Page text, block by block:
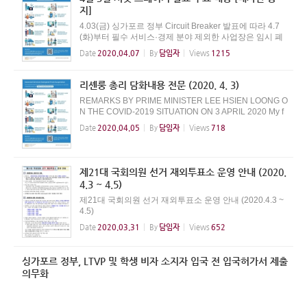
지]
4.03(금) 싱가포르 정부 Circuit Breaker 발표에 따라 4.7
(화)부터 필수 서비스·경제 분야 제외한 사업장은 임시 폐
쇄 후 모두 재택근무로 시행, 4.8(수)∼5.4(월) 초·중·고 및
고등 교육기관은 가정에서 온라인 수업 체제로 전환 예정
Date 2020.04.07 By 담임자 Views 1215
리셴룽 총리 담화내용 전문 (2020. 4. 3)
REMARKS BY PRIME MINISTER LEE HSIEN LOONG O
N THE COVID-2019 SITUATION ON 3 APRIL 2020 My f
ellow Singaporeans Good evening Update on current si
tuation 1. I last spoke to you on COVID-19 three weeks
Date 2020.04.05 By 담임자 Views 718
제21대 국회의원 선거 재외투표소 운영 안내 (2020.
4.3 ~ 4.5)
제21대 국회의원 선거 재외투표소 운영 안내 (2020.4.3 ~
4.5)
Date 2020.03.31 By 담임자 Views 652
싱가포르 정부, LTVP 및 학생 비자 소지자 입국 전 입국허가서 제출
의무화